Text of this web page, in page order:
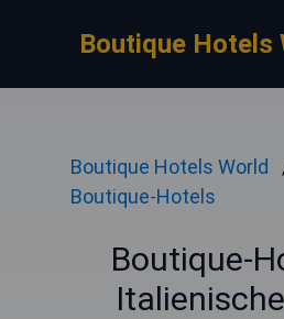
Boutique Hotels
Boutique Hotels World
Boutique-Hotels
Boutique-